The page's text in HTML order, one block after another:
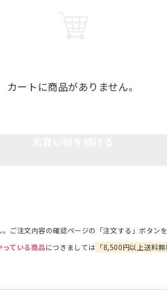
カートに商品がありません。
ご注文内容の確認ページの「注文する」ボタン
ている商品につきましては 「8,500円以上送料